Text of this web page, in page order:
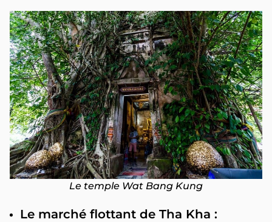
Le temple Wat Bang Kung
Le marché flottant de Tha Kha :